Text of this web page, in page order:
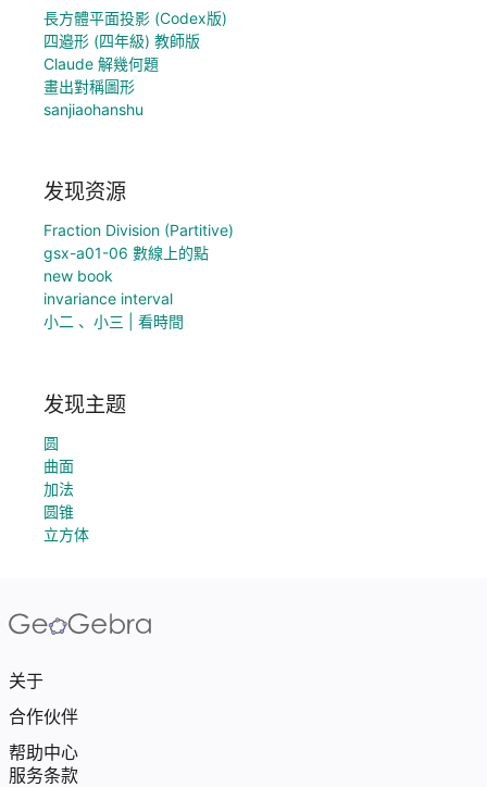
長方體平面投影 (Codex版)
四邉形 (四年級) 教師版
Claude 解幾何題
畫出對稱圖形
sanjiaohanshu
发现资源
Fraction Division (Partitive)
gsx-a01-06 數線上的點
new book
invariance interval
小二 、小三 | 看時間
发现主题
圆
曲面
加法
圆锥
立方体
关于
合作伙伴
帮助中心
服务条款